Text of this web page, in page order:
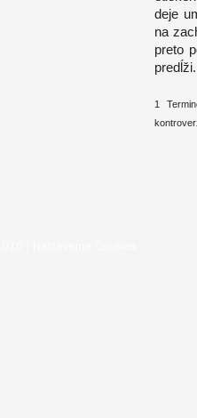
deje
na
preto
predĺži.
1